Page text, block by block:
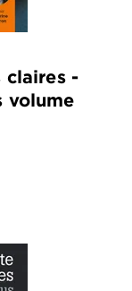
claires -
volume